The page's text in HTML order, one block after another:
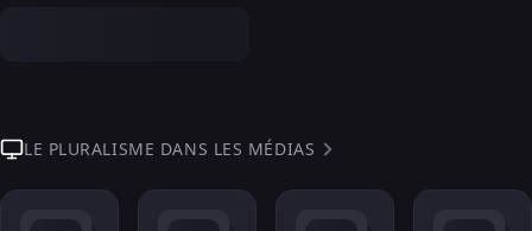
LE PLURALISME DANS LES MÉDIAS